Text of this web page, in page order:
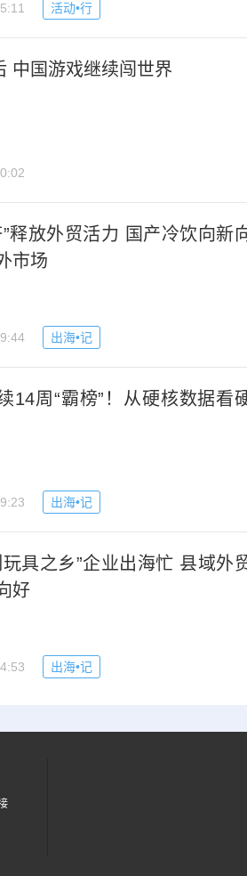
活动•行
中国游戏继续闯世界
释放外贸活力 国产冷饮向新
市场
出海•记
14周“霸榜”！从硬核数据看
出海•记
具之乡”企业出海忙 县域外
好
出海•记